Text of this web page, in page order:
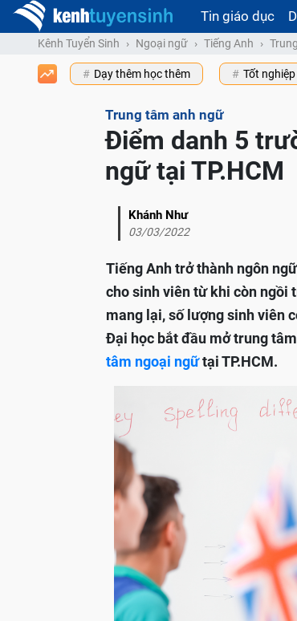
Tin giáo dục
Kênh Tuyển Sinh Ngoại ngữ Tiếng Anh
Dạy thêm học thêm Tốt
Trung tâm anh ngữ
Điểm danh 5
ngữ tại TP.HCM
Khánh Như
03/03/2022
Tiếng Anh trở thành ngôn
cho sinh viên từ khi còn ngồi
mang lại, số lượng sinh viên
Đại học bắt đầu mở trung
tâm ngoại ngữtại TP.HCM.